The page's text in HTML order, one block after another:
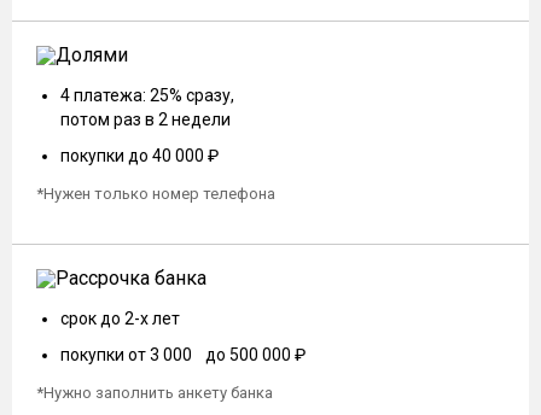
4 платежа: 25% сразу,
потом раз в 2 недели
покупки до 40 000 ₽
*Нужен только номер телефона
срок до 2-х лет
покупки от 3 000 до 500 000 ₽
*Нужно заполнить анкету банка